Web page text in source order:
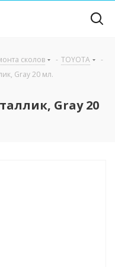
сколов - TOYOTA
-
Gray 20 мл.
Gray 20